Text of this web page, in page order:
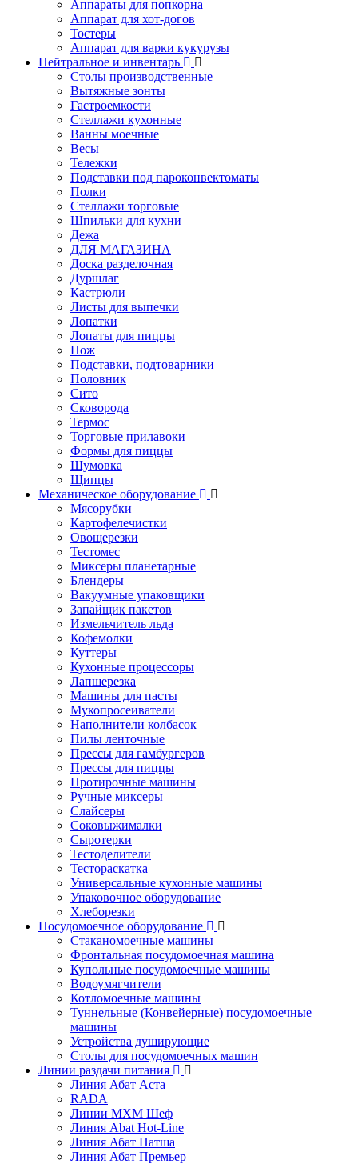
Аппараты для попкорна
Аппарат для хот-догов
Тостеры
Аппарат для варки кукурузы
Нейтральное и инвентарь
Столы производственные
Вытяжные зонты
Гастроемкости
Стеллажи кухонные
Ванны моечные
Весы
Тележки
Подставки под пароконвектоматы
Полки
Стеллажи торговые
Шпильки для кухни
Дежа
ДЛЯ МАГАЗИНА
Доска разделочная
Дуршлаг
Кастрюли
Листы для выпечки
Лопатки
Лопаты для пиццы
Нож
Подставки, подтоварники
Половник
Сито
Сковорода
Термос
Торговые прилавоки
Формы для пиццы
Шумовка
Щипцы
Механическое оборудование
Мясорубки
Картофелечистки
Овощерезки
Тестомес
Миксеры планетарные
Блендеры
Вакуумные упаковщики
Запайщик пакетов
Измельчитель льда
Кофемолки
Куттеры
Кухонные процессоры
Лапшерезка
Машины для пасты
Мукопросеиватели
Наполнители колбасок
Пилы ленточные
Прессы для гамбургеров
Прессы для пиццы
Протирочные машины
Ручные миксеры
Слайсеры
Соковыжималки
Сыротерки
Тестоделители
Тестораскатка
Универсальные кухонные машины
Упаковочное оборудование
Хлеборезки
Посудомоечное оборудование
Стаканомоечные машины
Фронтальная посудомоечная машина
Купольные посудомоечные машины
Водоумягчители
Котломоечные машины
Туннельные (Конвейерные) посудомоечные
машины
Устройства душирующие
Столы для посудомоечных машин
Линии раздачи питания
Линия Абат Аста
RADA
Линии МХМ Шеф
Линия Abat Hot-Line
Линия Абат Патша
Линия Абат Премьер